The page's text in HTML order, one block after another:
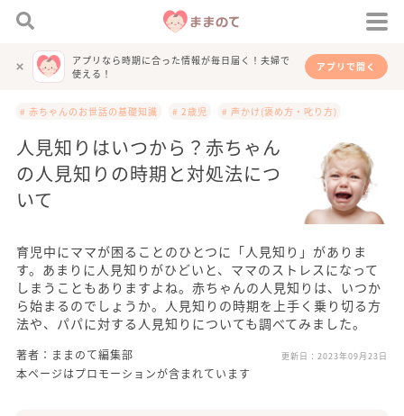
アプリなら時期に合った情報が毎日届く！夫婦で
使える！
アプリで開く
# 赤ちゃんのお世話の基礎知識 # 2歳児 # 声かけ(褒め方・叱り方)
人見知りはいつから？赤ちゃん
の人見知りの時期と対処法につ
いて
育児中にママが困ることのひとつに「人見知り」がありま
す。あまりに人見知りがひどいと、ママのストレスになって
しまうこともありますよね。赤ちゃんの人見知りは、いつか
ら始まるのでしょうか。人見知りの時期を上手く乗り切る方
法や、パパに対する人見知りについても調べてみました。
著者：ままのて編集部 更新日： 2023年09月23日
本ページはプロモーションが含まれています